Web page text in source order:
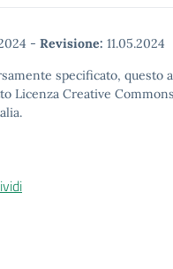
- Revisione: 11.05.2024
specificato, questo
Licenza Creative Commons